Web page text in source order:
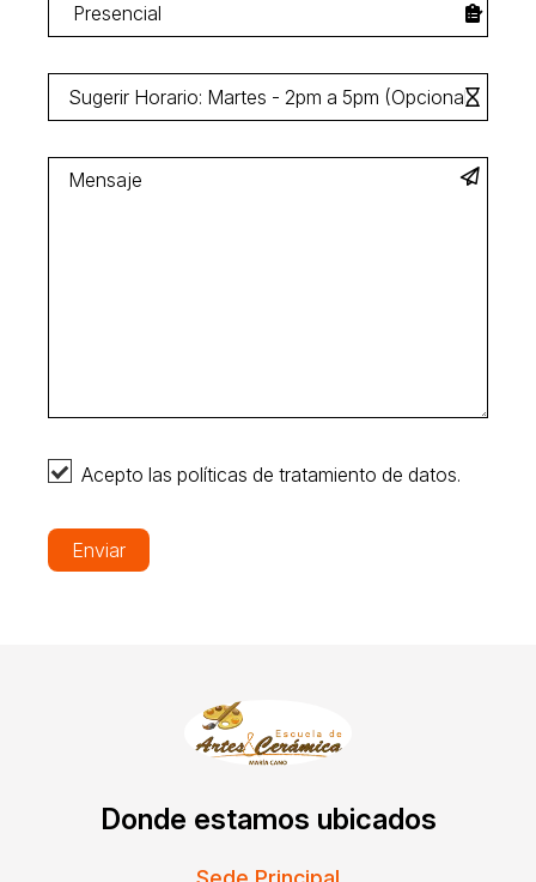
Acepto las políticas de tratamiento de datos.
Enviar
Donde estamos ubicados